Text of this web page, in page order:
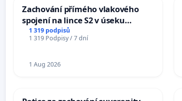
Zachování přímého vlakového
spojení na lince S2 v úseku
Ostrava – Bohumín – Karviná –
Mosty u Jablunkova
1 319 podpisů
1 319 Podpisy / 7 dní
1 Aug 2026